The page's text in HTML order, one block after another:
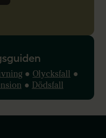
● Olycksfall ●
● Dödsfall